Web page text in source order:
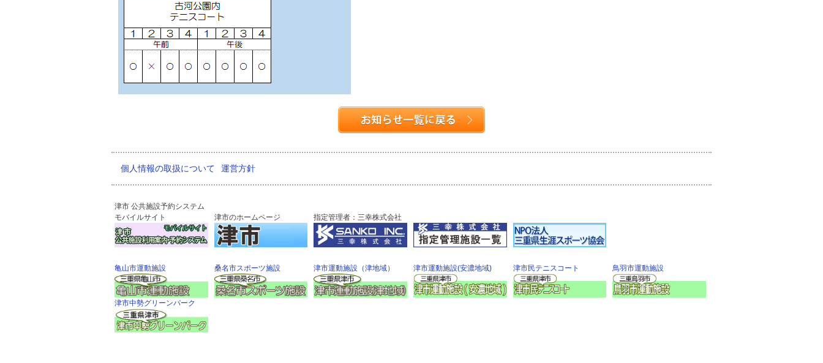
個人情報の取扱について 運営方針
津市 公共施設予約システム
モバイルサイト
津市のホームページ 指定管理者：三幸株式会社